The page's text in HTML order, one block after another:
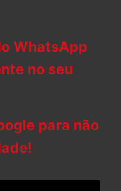
WhatsApp
no seu
para não